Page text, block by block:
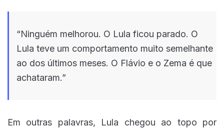
“Ninguém melhorou. O Lula ficou parado. O
Lula teve um comportamento muito semelhante
ao dos últimos meses. O Flávio e o Zema é que
achataram.”
Em outras palavras, Lula chegou ao topo por